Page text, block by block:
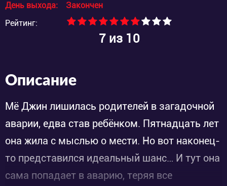
День выхода:
Закончен
Рейтинг:
7из 10
Описание
Мё Джин лишилась родителей в загадочной
аварии, едва став ребёнком. Пятнадцать лет
она жила с мыслью о мести. Но вот наконец-
то представился идеальный шанс… И тут она
сама попадает в аварию, теряя все